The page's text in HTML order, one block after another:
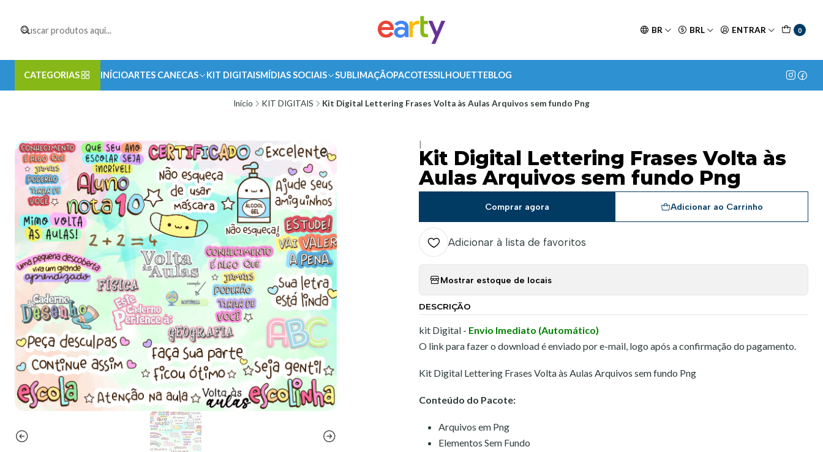
BR BRL ENTRAR 0
CATEGORIAS INÍCIOARTES CANECAS KIT DIGITAISMÍDIAS SOCIAIS SUBLIMAÇÃOPACOTESSILHOUETTEBLOG
Início KIT DIGITAIS Kit Digital Lettering Frases Volta às Aulas Arquivos sem fundo Png
Kit Digital Lettering Frases Volta às
Aulas Arquivos sem fundo Png
Adicionar ao Carrinho
Comprar agora
Adicionar à lista de favoritos
Mostrar estoque de locais
DESCRIÇÃO
kit Digital - Envio Imediato (Automático)
O link para fazer o download é enviado por e-mail, logo após a confirmação do pagamento.
Kit Digital Lettering Frases Volta às Aulas Arquivos sem fundo Png
Conteúdo do Pacote:
Arquivos em Png
Elementos Sem Fundo